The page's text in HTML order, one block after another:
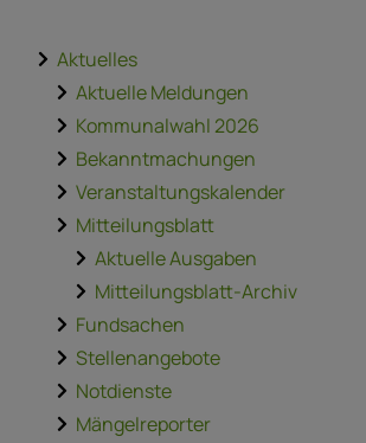
Aktuelles
Aktuelle Meldungen
Kommunalwahl 2026
Bekanntmachungen
Veranstaltungskalender
Mitteilungsblatt
Aktuelle Ausgaben
Mitteilungsblatt-Archiv
Fundsachen
Stellenangebote
Notdienste
Mängelreporter